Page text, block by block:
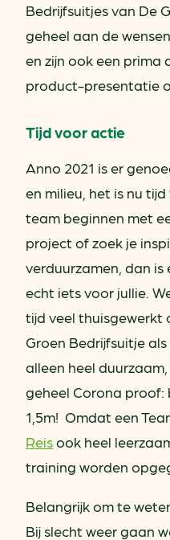
Bedrijfsuitjes van De
geheel aan de
en zijn ook een prima
product-presentatie
Tijd voor actie
Anno 2021 is er
en milieu, het is nu
team beginnen met
project of zoek je
verduurzamen, dan is
echt iets voor jullie.
tijd veel thuisgewerkt
Groen Bedrijfsuitje
alleen heel
geheel Corona proof:
1,5m! Omdat een
Reisook heel
training worden
Belangrijk om te
Bij slecht weer gaan